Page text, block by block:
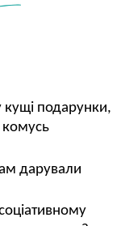
подарунки,
комусь
дарували